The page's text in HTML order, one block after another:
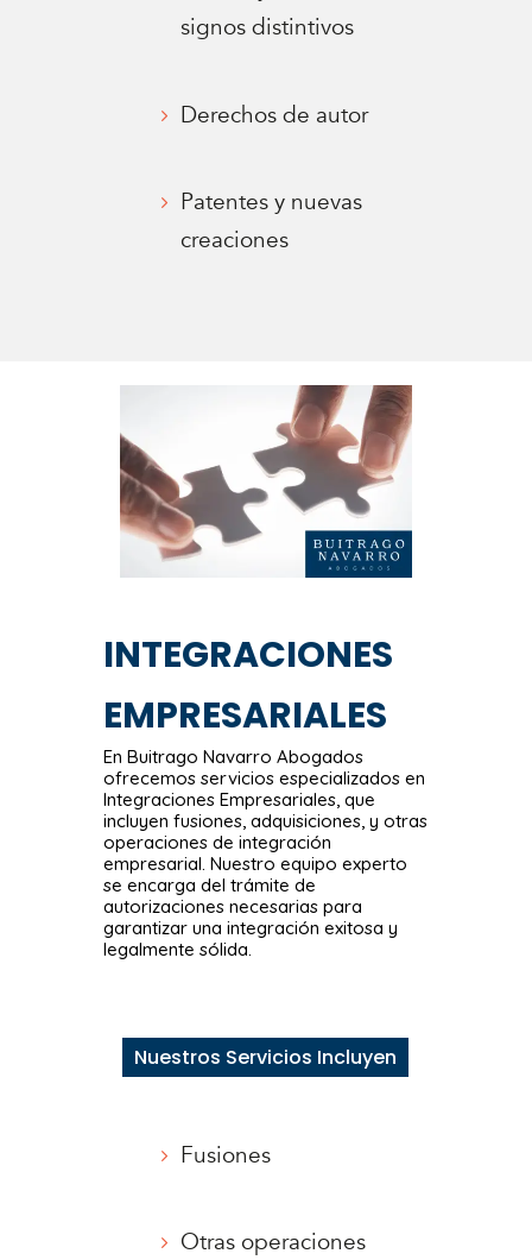
signos distintivos
Derechos de autor
Patentes y nuevas
creaciones
INTEGRACIONES
EMPRESARIALES
En Buitrago Navarro Abogados
ofrecemos servicios especializados en
Integraciones Empresariales, que
incluyen fusiones, adquisiciones, y otras
operaciones de integración
empresarial. Nuestro equipo experto
se encarga del trámite de
autorizaciones necesarias para
garantizar una integración exitosa y
legalmente sólida.
Nuestros Servicios Incluyen
Fusiones
Otras operaciones